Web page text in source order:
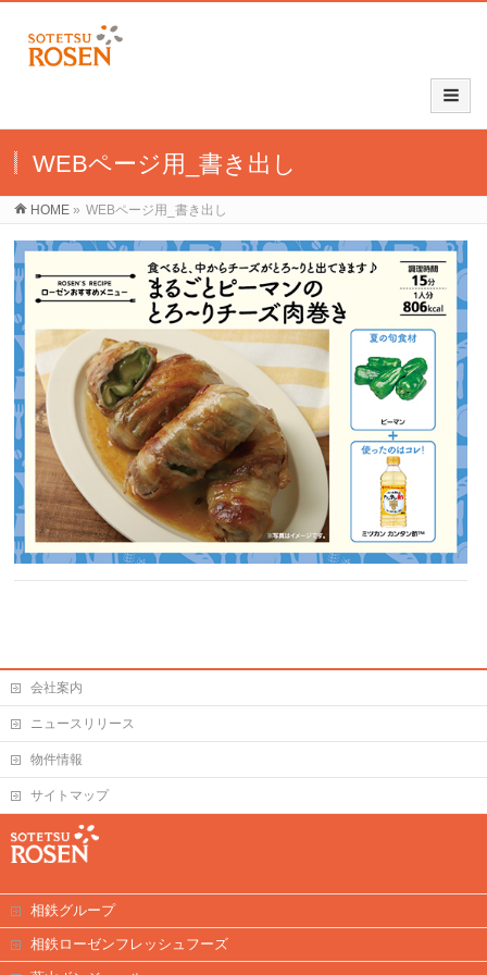
WEBページ用_書き出し
HOME » WEBページ用_書き出し
会社案内
ニュースリリース
物件情報
サイトマップ
相鉄グループ
相鉄ローゼンフレッシュフーズ